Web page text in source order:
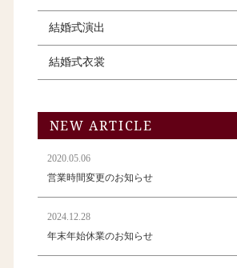
結婚式演出
結婚式衣裳
NEW ARTICLE
2020.05.06
営業時間変更のお知らせ
2024.12.28
年末年始休業のお知らせ